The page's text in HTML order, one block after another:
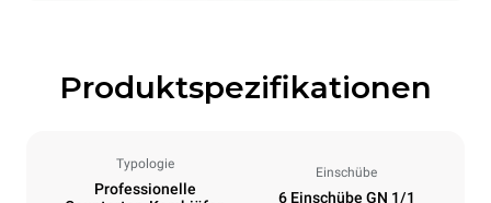
Produktspezifikationen
Typologie
Professionelle
Einschübe
6 Einschübe GN 1/1